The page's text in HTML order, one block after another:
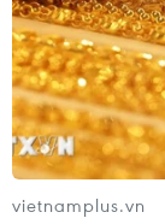
vietnamplus.vn